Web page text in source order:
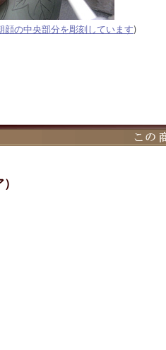
顔の中央部分を彫刻しています)